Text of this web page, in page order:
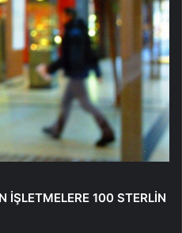
İŞLETMELERE 100 STERLİN